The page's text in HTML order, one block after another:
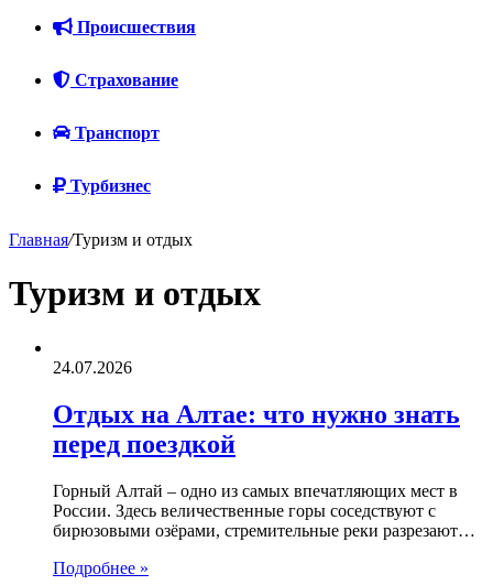
Происшествия
Страхование
Транспорт
Турбизнес
Главная/Туризм и отдых
Туризм и отдых
24.07.2026
Отдых на Алтае: что нужно знать
перед поездкой
Горный Алтай – одно из самых впечатляющих мест в
России. Здесь величественные горы соседствуют с
бирюзовыми озёрами, стремительные реки разрезают…
Подробнее »